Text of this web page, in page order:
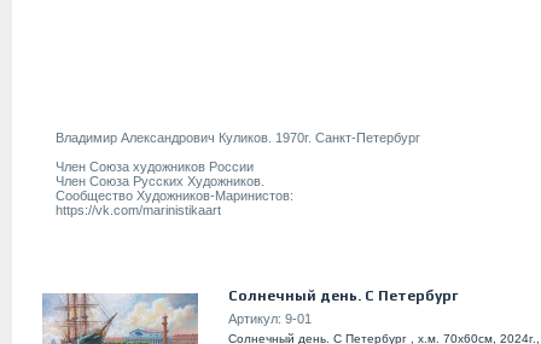
Владимир Александрович Куликов. 1970г. Санкт-Петербург
Член Союза художников России
Член Союза Русских Художников.
Сообщество Художников-Маринистов:
https://vk.com/marinistikaart
Солнечный день. С Петербург
Артикул: 9-01
Солнечный день. С Петербург , х.м. 70х60см,